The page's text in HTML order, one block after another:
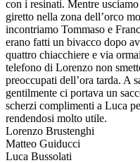
con i resinati. Mentre
giretto nella zona dell’orco
incontriamo Tommaso e
erano fatti un bivacco dopo
quattro chiacchiere e via
telefono di Lorenzo non
preoccupati dell’ora tarda. A
gentilmente ci portava un
scherzi complimenti a Luca
rendendosi molto utile.
Lorenzo Brustenghi
Matteo Guiducci
Luca Bussolati